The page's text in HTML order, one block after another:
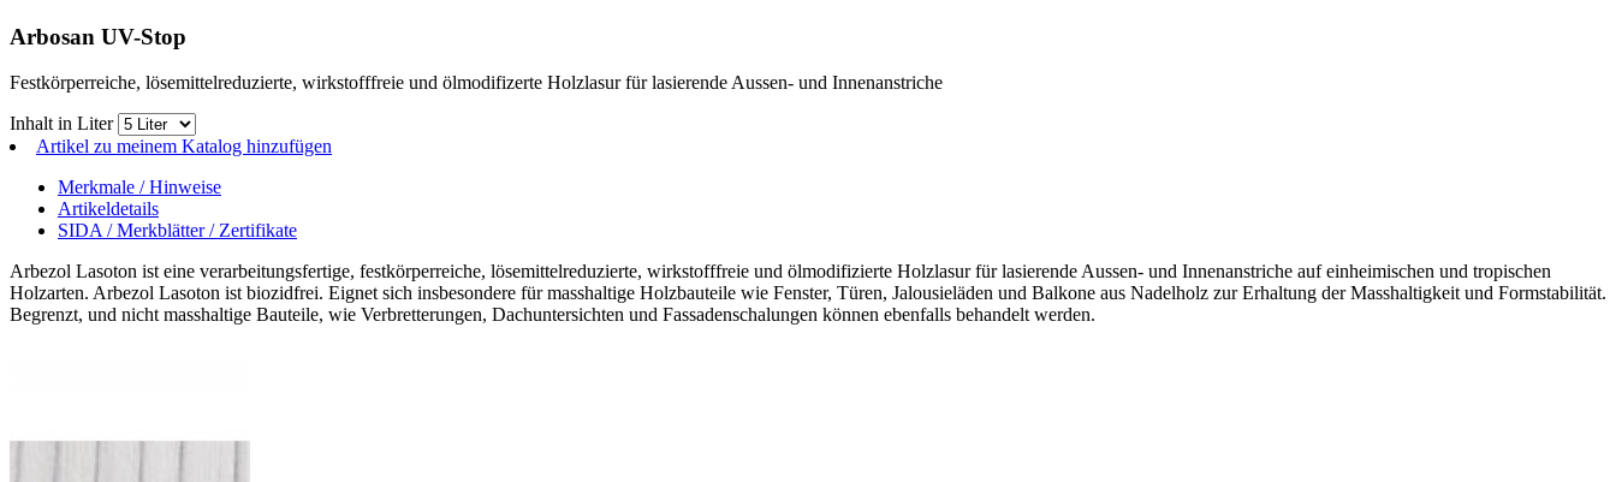
Arbosan UV-Stop
Festkörperreiche, lösemittelreduzierte, wirkstofffreie und ölmodifizerte Holzlasur für lasierende Aussen- und Innenanstriche
Inhalt in Liter
Artikel zu meinem Katalog hinzufügen
Merkmale / Hinweise
Artikeldetails
SIDA / Merkblätter / Zertifikate
Arbezol Lasoton ist eine verarbeitungsfertige, festkörperreiche, lösemittelreduzierte, wirkstofffreie und ölmodifizierte Holzlasur für lasierende Aussen- und Innenanstriche auf einheimischen und tropischen
Holzarten. Arbezol Lasoton ist biozidfrei. Eignet sich insbesondere für masshaltige Holzbauteile wie Fenster, Türen, Jalousieläden und Balkone aus Nadelholz zur Erhaltung der Masshaltigkeit und Formstabilität.
Begrenzt, und nicht masshaltige Bauteile, wie Verbretterungen, Dachuntersichten und Fassadenschalungen können ebenfalls behandelt werden.